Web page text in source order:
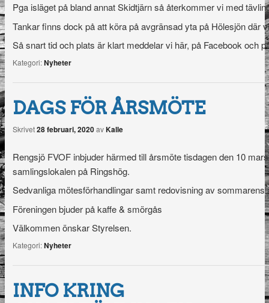
Pga isläget på bland annat Skidtjärn så återkommer vi med
Tankar finns dock på att köra på avgränsad yta på Hölesjön där
Så snart tid och plats är klart meddelar vi här, på Facebook och
Kategori:Nyheter
DAGS FÖR ÅRSMÖTE
Skrivet28 februari, 2020avKalle
Rengsjö FVOF inbjuder härmed till årsmöte tisdagen den 10
samlingslokalen på Ringshög.
Sedvanliga mötesförhandlingar samt redovisning av sommarens
Föreningen bjuder på kaffe & smörgås
Välkommen önskar Styrelsen.
Kategori:Nyheter
INFO KRING